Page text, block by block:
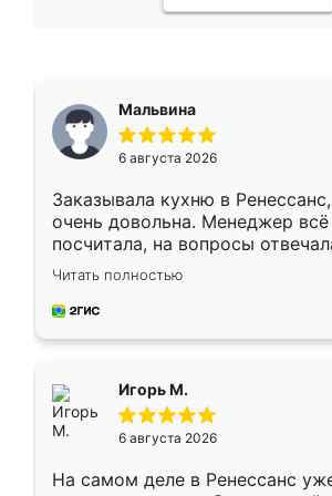
Мальвина
6 августа 2026
Заказывала кухню в
очень довольна. Менеджер
посчитала, на вопросы
Замерщик приехал в субботу,
делу со всей
за день, ребята работали
Читать полностью
Игорь М.
6 августа 2026
На самом деле в Ренессанс